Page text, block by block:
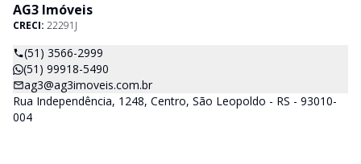
AG3 Imóveis
CRECI: 22291J
(51) 3566-2999
(51) 99918-5490
ag3@ag3imoveis.com.br
Rua Independência, 1248, Centro, São Leopoldo - RS - 93010-
004